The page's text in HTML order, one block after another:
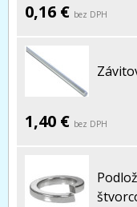
0,16 € bez DPH
1,40 € bez DPH